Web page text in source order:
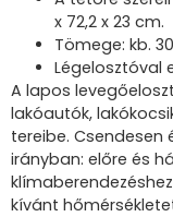
x 72,2 x 23 cm.
Tömege: kb.
Légelosztóval
A lapos
lakóautók,
tereibe. Csendesen
irányban: előre és
kívánt